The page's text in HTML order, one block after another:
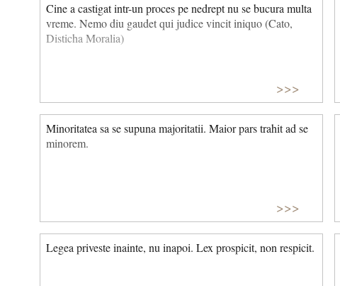
Cine a castigat intr-un proces pe nedrept nu se bucura multa
vreme. Nemo diu gaudet qui judice vincit iniquo (Cato,
Disticha Moralia)
>>>
Minoritatea sa se supuna majoritatii. Maior pars trahit ad se
minorem.
>>>
Legea priveste inainte, nu inapoi. Lex prospicit, non respicit.